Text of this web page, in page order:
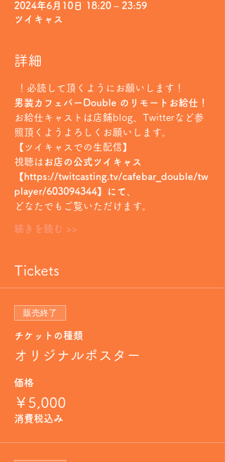
2024年6月10日 18:20 – 23:59
ツイキャス
詳細
！必読して頂くようにお願いします！
男装カフェバーDouble のリモートお給仕！
お給仕キャストは店鋪blog、Twitterなど参
照頂くようよろしくお願いします。
【ツイキャスでの生配信】
視聴は お店の公式ツイキャス
【https://twitcasting.tv/cafebar_double/tw
player/603094344】にて
どなたでもご覧いただけます。
続きを読む >>
Tickets
販売終了
チケットの種類
オリジナルポスター
価格
￥5,000
消費税込み